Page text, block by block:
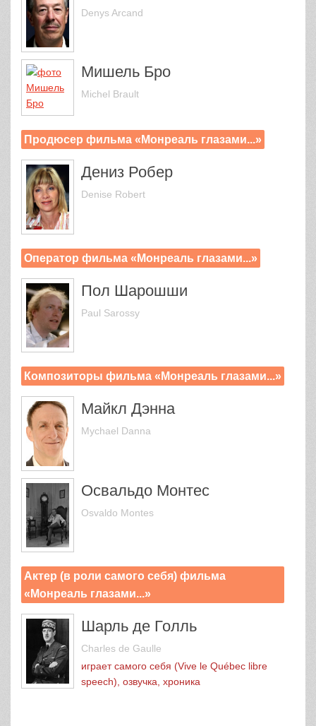
Denys Arcand
Мишель Бро
Michel Brault
Продюсер фильма «Монреаль глазами...»
Дениз Робер
Denise Robert
Оператор фильма «Монреаль глазами...»
Пол Шарошши
Paul Sarossy
Композиторы фильма «Монреаль глазами...»
Майкл Дэнна
Mychael Danna
Освальдо Монтес
Osvaldo Montes
Актер (в роли самого себя) фильма
«Монреаль глазами...»
Шарль де Голль
Charles de Gaulle
играет самого себя (Vive le Québec libre
speech), озвучка, хроника